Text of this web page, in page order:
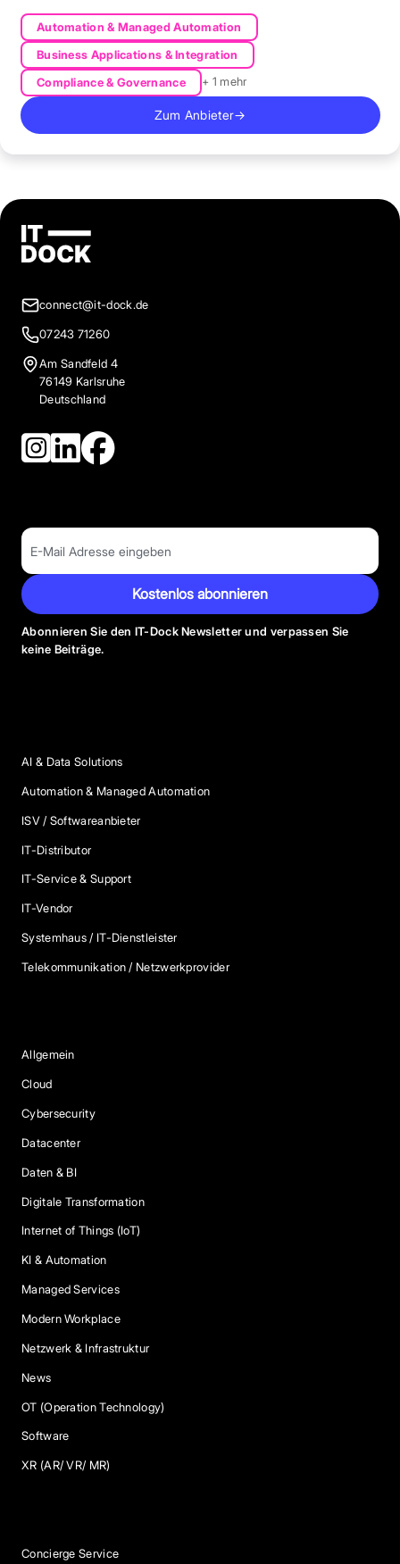
Automation & Managed Automation
Business Applications & Integration
Compliance & Governance
+ 1 mehr
Zum Anbieter→
connect@it-dock.de
07243 71260
Am Sandfeld 4
76149 Karlsruhe
Deutschland
Kostenlos abonnieren
Abonnieren Sie den IT-Dock Newsletter und verpassen Sie
keine Beiträge.
AI & Data Solutions
Automation & Managed Automation
ISV / Softwareanbieter
IT-Distributor
IT-Service & Support
IT-Vendor
Systemhaus / IT-Dienstleister
Telekommunikation / Netzwerkprovider
Allgemein
Cloud
Cybersecurity
Datacenter
Daten & BI
Digitale Transformation
Internet of Things (IoT)
KI & Automation
Managed Services
Modern Workplace
Netzwerk & Infrastruktur
News
OT (Operation Technology)
Software
XR (AR/ VR/ MR)
Concierge Service